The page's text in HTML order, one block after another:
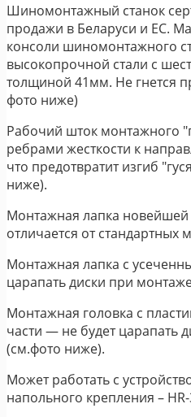
Шиномонтажный станок
продажи в Беларуси и ЕС.
консоли шиномонтажного
высокопрочной стали с
толщиной 41мм. Не гнется
фото ниже)
Рабочий шток монтажного
ребрами жесткости к
что предотвратит изгиб
ниже).
Монтажная лапка новейшей
отличается от
Монтажная лапка с
царапать диски при
Монтажная головка с
части ― не будет царапать
(см.фото ниже).
Может работать с
напольного крепления –